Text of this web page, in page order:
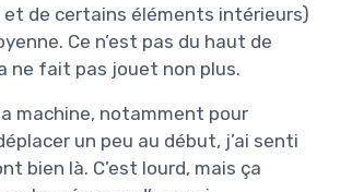
et de certains éléments intérieurs)
Ce n’est pas du haut de
ne fait pas jouet non plus.
machine, notamment pour
un peu au début, j’ai senti
bien là. C’est lourd, mais ça